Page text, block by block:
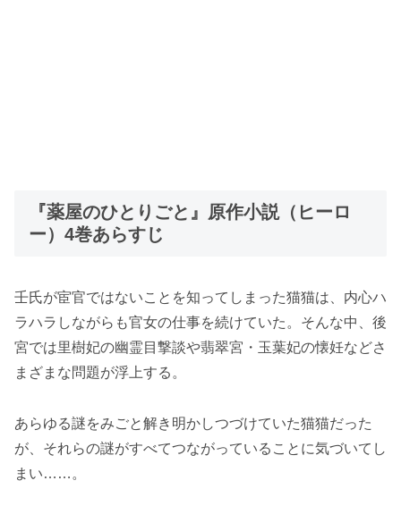
『薬屋のひとりごと』原作小説（ヒーロ
ー）4巻あらすじ
壬氏が宦官ではないことを知ってしまった猫猫は、内心ハ
ラハラしながらも官女の仕事を続けていた。そんな中、後
宮では里樹妃の幽霊目撃談や翡翠宮・玉葉妃の懐妊などさ
まざまな問題が浮上する。
あらゆる謎をみごと解き明かしつづけていた猫猫だった
が、それらの謎がすべてつながっていることに気づいてし
まい……。